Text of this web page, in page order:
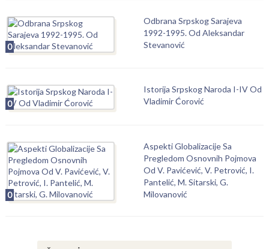
0
Odbrana Srpskog Sarajeva
1992-1995. Od Aleksandar
Stevanović
0
Istorija Srpskog Naroda I-IV Od
Vladimir Ćorović
0
Aspekti Globalizacije Sa
Pregledom Osnovnih Pojmova
Od V. Pavićević, V. Petrović, I.
Pantelić, M. Sitarski, G.
Milovanović